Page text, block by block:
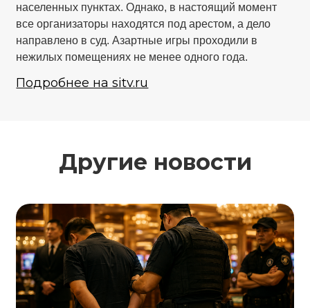
населенных пунктах. Однако, в настоящий момент
все организаторы находятся под арестом, а дело
направлено в суд. Азартные игры проходили в
нежилых помещениях не менее одного года.
Подробнее на sitv.ru
Другие новости